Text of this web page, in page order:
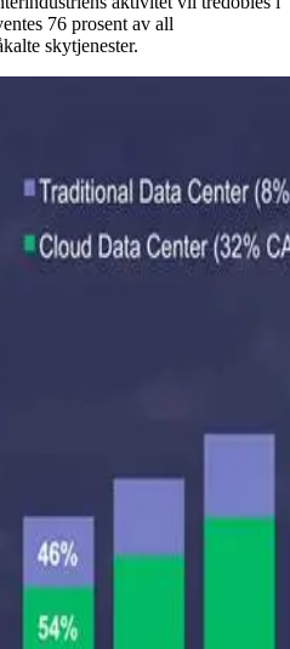
76 prosent av all
skytjenester.